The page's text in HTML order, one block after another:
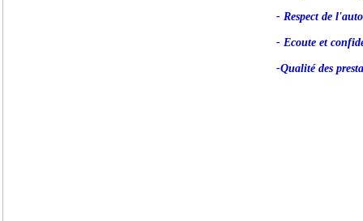
- Respect de
- Ecoute et
-Qualité des